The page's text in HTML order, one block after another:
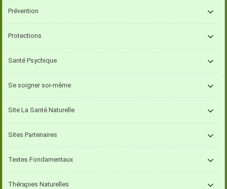
Prévention
Protections
Santé Psychique
Se soigner soi-même
Site La Santé Naturelle
Sites Partenaires
Textes Fondamentaux
Thérapies Naturelles